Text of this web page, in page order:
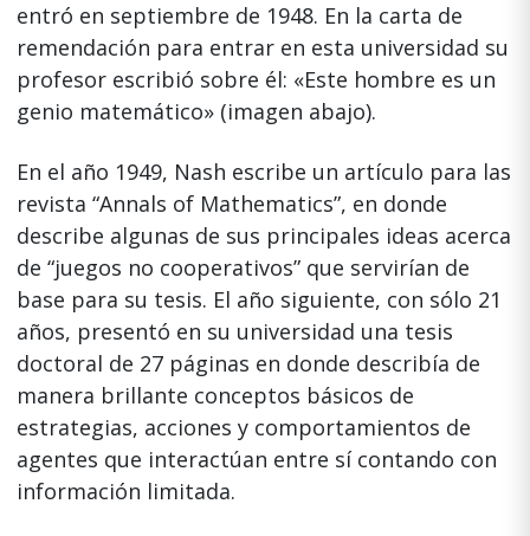
entró en septiembre de 1948. En la carta de
remendación para entrar en esta universidad su
profesor escribió sobre él: «Este hombre es un
genio matemático» (imagen abajo).
En el año 1949, Nash escribe un artículo para las
revista “Annals of Mathematics”, en donde
describe algunas de sus principales ideas acerca
de “juegos no cooperativos” que servirían de
base para su tesis. El año siguiente, con sólo 21
años, presentó en su universidad una tesis
doctoral de 27 páginas en donde describía de
manera brillante conceptos básicos de
estrategias, acciones y comportamientos de
agentes que interactúan entre sí contando con
información limitada.